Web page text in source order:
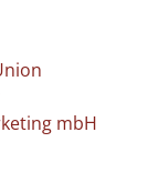
mbH